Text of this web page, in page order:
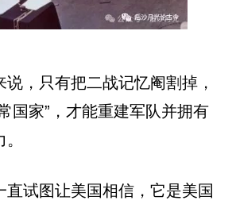
说，只有把二战记忆阉割掉，
国家”，才能重建军队并拥有
直试图让美国相信，它是美国